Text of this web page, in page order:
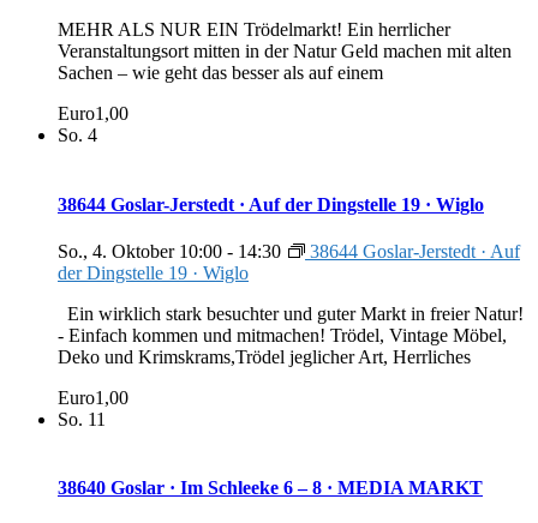
MEHR ALS NUR EIN Trödelmarkt! Ein herrlicher
Veranstaltungsort mitten in der Natur Geld machen mit alten
Sachen – wie geht das besser als auf einem
Euro1,00
So. 4
38644 Goslar-Jerstedt · Auf der Dingstelle 19 · Wiglo
So., 4. Oktober 10:00 - 14:30
38644 Goslar-Jerstedt · Auf
der Dingstelle 19 · Wiglo
Ein wirklich stark besuchter und guter Markt in freier Natur!
- Einfach kommen und mitmachen! Trödel, Vintage Möbel,
Deko und Krimskrams,Trödel jeglicher Art, Herrliches
Euro1,00
So. 11
38640 Goslar · Im Schleeke 6 – 8 · MEDIA MARKT